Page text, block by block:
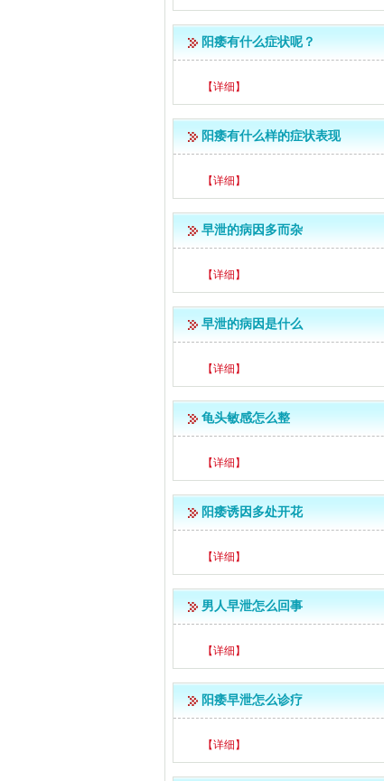
阳痿有什么症状呢？
【详细】
阳痿有什么样的症状表现
【详细】
早泄的病因多而杂
【详细】
早泄的病因是什么
【详细】
龟头敏感怎么整
【详细】
阳痿诱因多处开花
【详细】
男人早泄怎么回事
【详细】
阳痿早泄怎么诊疗
【详细】